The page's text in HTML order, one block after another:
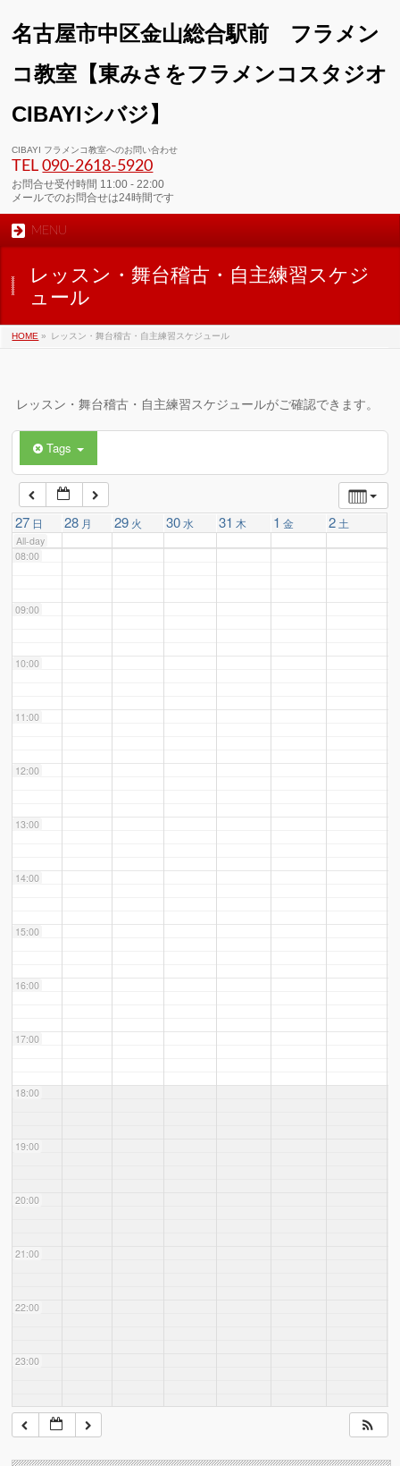
名古屋市中区金山総合駅前 フラメン
コ教室【東みさをフラメンコスタジオ
CIBAYIシバジ】
CIBAYI フラメンコ教室へのお問い合わせ
TEL090-2618‐5920
お問合せ受付時間 11:00 - 22:00
メールでのお問合せは24時間です
MENU
レッスン・舞台稽古・自主練習スケジ
ュール
HOME » レッスン・舞台稽古・自主練習スケジュール
レッスン・舞台稽古・自主練習スケジュールがご確認できます。
Tags
27 日 28 月 29 火 30水 31 木 1 金 2 土
All-day
01:00
02:00
03:00
04:00
06:00
07:00
08:00
09:00
10:00
11:00
12:00
13:00
14:00
15:00
16:00
17:00
18:00
19:00
20:00
21:00
22:00
23:00